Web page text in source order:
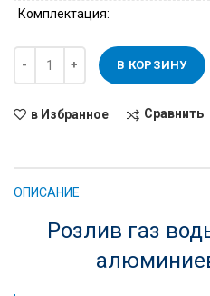
Комплектация:
В КОРЗИНУ
в Избранное Сравнить
ОПИСАНИЕ
Розлив газ